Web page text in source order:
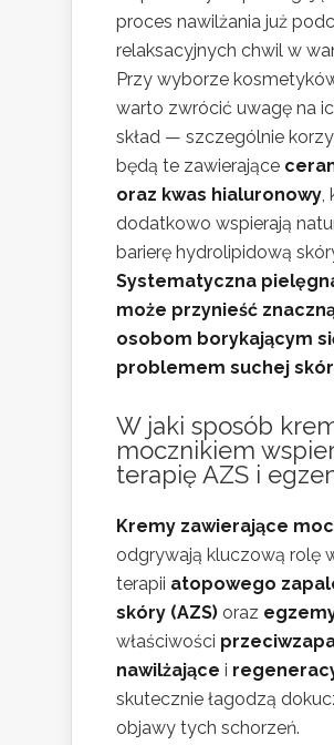
proces nawilżania już
relaksacyjnych chwil w
Przy wyborze
warto zwrócić uwagę na
skład — szczególnie
będą te zawierające
oraz kwas hialuronowy,
dodatkowo wspierają
barierę hydrolipidową
Systematyczna
może przynieść
osobom borykającym
problemem suchej
W jaki sposób
mocznikiem
terapię AZS i
Kremy zawierające
odgrywają kluczową rolę
terapii atopowego
skóry (AZS) oraz
właściwości
nawilżające i
skutecznie łagodzą
objawy tych schorzeń.